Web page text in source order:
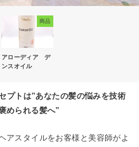
商品
アローディア デ
ンスオイル
プトは”あなたの髪の悩みを技術
められる髪へ”
アスタイルをお客様と美容師がよ